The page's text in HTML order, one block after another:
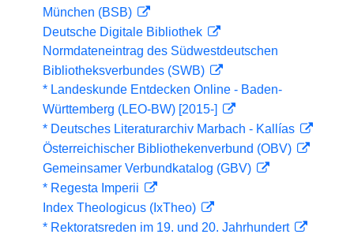
München (BSB)
Deutsche Digitale Bibliothek
Normdateneintrag des Südwestdeutschen
Bibliotheksverbundes (SWB)
* Landeskunde Entdecken Online - Baden-
Württemberg (LEO-BW) [2015-]
* Deutsches Literaturarchiv Marbach - Kallías
Österreichischer Bibliothekenverbund (OBV)
Gemeinsamer Verbundkatalog (GBV)
* Regesta Imperii
Index Theologicus (IxTheo)
* Rektoratsreden im 19. und 20. Jahrhundert